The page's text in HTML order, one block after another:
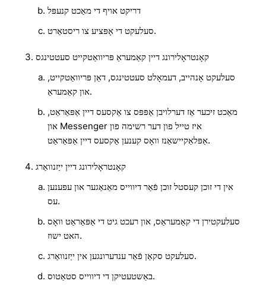
דריקט אויף די מאַכט קנעפּל
סעלעקט די אָפּציע צו ריסטאַרט.
קאָנטראָלירונג דיין קאַמעראַ פּריוואַטקייט סעטטינגס
סעלעקט אָנהייב, דעמאָלט סעטטינגס, דאַן פּריוואַטקייט,
און קאַמעראַ.
מאַכט זיכער אַז דערלויבן אַפּפּס צו אַקסעס דיין אַפּאַראַט,
און Messenger איז טייל פון דער רשימה פון
אַפּלאַקיישאַנז וואָס קענען אַקסעס דיין אַפּאַראַט.
קאָנטראָלירונג דיין ייַזנוואַרג
אין די זוכן קעסטל זוכן פֿאַר דיווייס מאַנאַגער און עפענען
עס.
סעלעקטירן די קאַמעראַס, און רעכט גיט די אַפּאַראַט וואָס
האט ישוז.
סעלעקט סקאַן פֿאַר ענדערונגען אין ייַזנוואַרג.
באַשטעטיקן די דיווייס סטאַטוס.